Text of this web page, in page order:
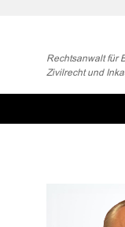
Rechtsanwalt für
Zivilrecht und